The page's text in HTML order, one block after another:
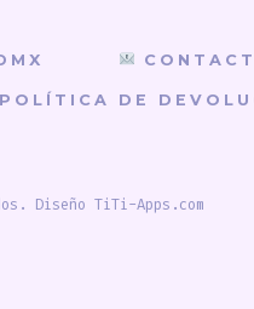
una
nueva
POLÍTICA DE
Diseño TiTi-Apps.com